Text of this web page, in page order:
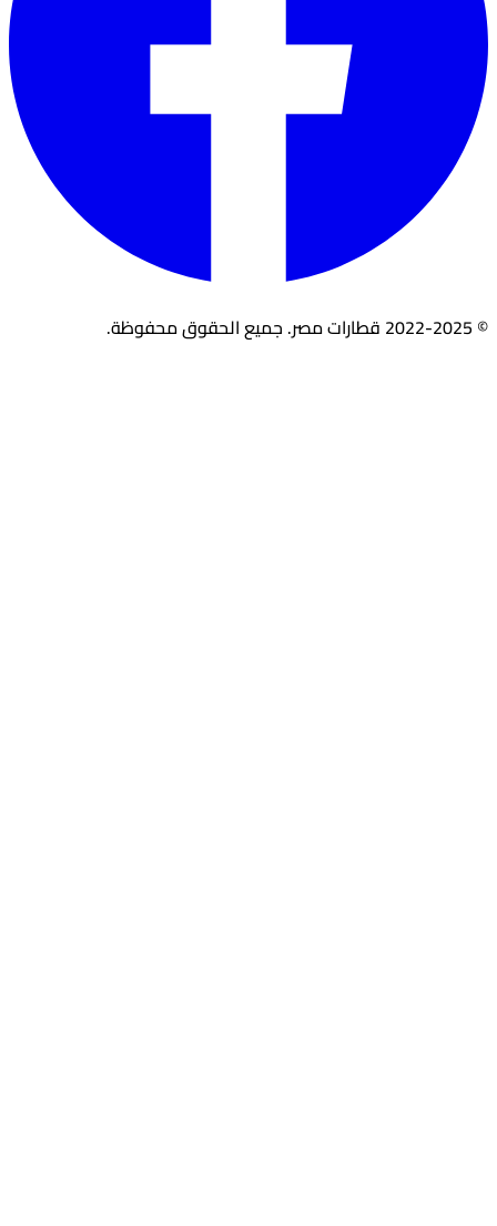
© 2022-2025 قطارات مصر. جميع الحقوق محفوظة.